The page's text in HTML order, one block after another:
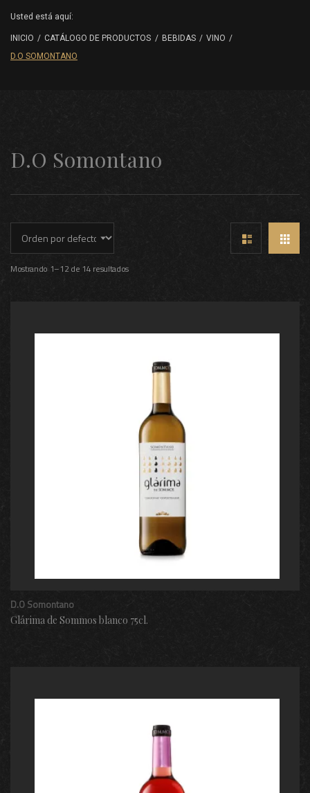
Usted está aquí:
INICIO / CATÁLOGO DE PRODUCTOS / BEBIDAS / VINO /
D.O SOMONTANO
D.O Somontano
Mostrando 1–12 de 14 resultados
D.O Somontano
Glárima de Sommos blanco 75cl.